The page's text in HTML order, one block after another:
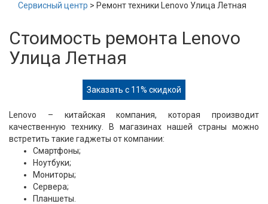
Сервисный центр > Ремонт техники Lenovo Улица Летная
Стоимость ремонта Lenovo
Улица Летная
Заказать с 11% скидкой
Lenovo – китайская компания, которая производит
качественную технику. В магазинах нашей страны можно
встретить такие гаджеты от компании:
Смартфоны;
Ноутбуки;
Мониторы;
Сервера;
Планшеты.